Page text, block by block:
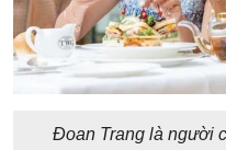
Đoan Trang là người